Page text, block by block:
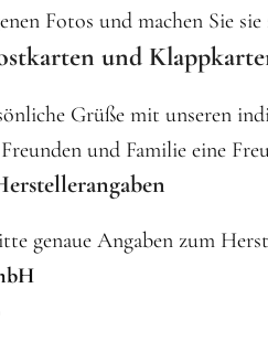
Fotos und machen Sie sie
und
Grüße mit unseren
und Familie eine
genaue Angaben zum